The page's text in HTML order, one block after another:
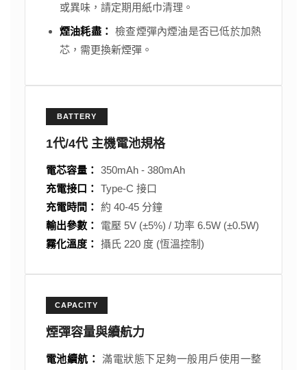
或異味，請定期用紙巾清理。
煙油耗盡： 檢查煙彈內煙油是否已低於加熱
芯，需更換新煙彈。
BATTERY
1代/4代 主機電池規格
電芯容量： 350mAh - 380mAh
充電接口： Type-C 接口
充電時間： 約 40-45 分鐘
輸出參數：
電壓 5V (±5%) / 功率 6.5W (±0.5W)
霧化溫度： 攝氏 220 度 (恆溫控制)
CAPACITY
煙彈容量與續航力
電池續航：
滿電狀態下足夠一般用戶使用一整